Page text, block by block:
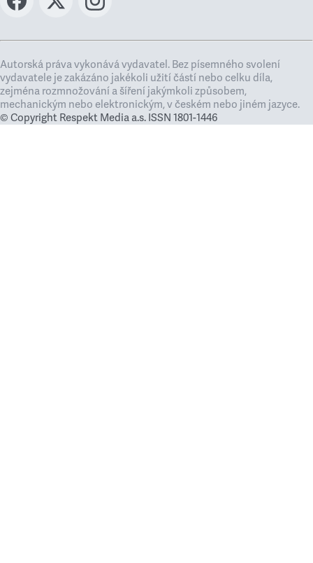
Autorská práva vykonává vydavatel. Bez písemného svolení
vydavatele je zakázáno jakékoli užití částí nebo celku díla,
zejména rozmnožování a šíření jakýmkoli způsobem,
mechanickým nebo elektronickým, v českém nebo jiném jazyce.
© Copyright Respekt Media a.s. ISSN 1801-1446